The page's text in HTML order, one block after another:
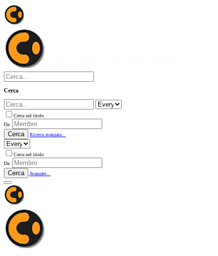
Cerca
Cerca nel titolo
Da:
Cerca Ricerca avanzata...
Cerca nel titolo
Da:
Cerca Avanzate...